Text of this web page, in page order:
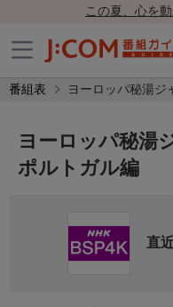
この夏、心を
番組表 ヨーロッパ秘湯ジ
ヨーロッパ秘湯
ポルトガル編
直